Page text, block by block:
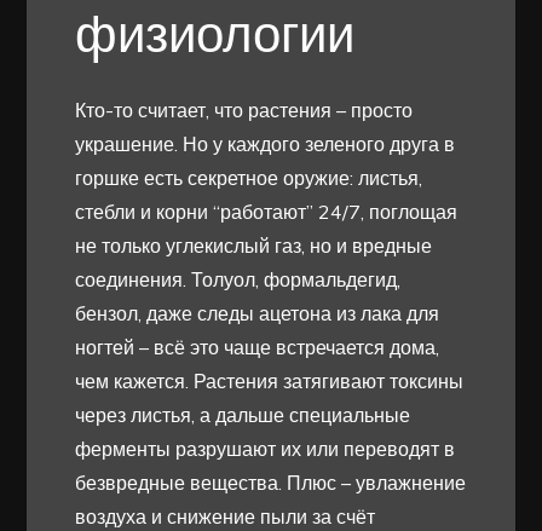
физиологии
Кто-то считает, что растения – просто
украшение. Но у каждого зеленого друга в
горшке есть секретное оружие: листья,
стебли и корни “работают” 24/7, поглощая
не только углекислый газ, но и вредные
соединения. Толуол, формальдегид,
бензол, даже следы ацетона из лака для
ногтей – всё это чаще встречается дома,
чем кажется. Растения затягивают токсины
через листья, а дальше специальные
ферменты разрушают их или переводят в
безвредные вещества. Плюс – увлажнение
воздуха и снижение пыли за счёт